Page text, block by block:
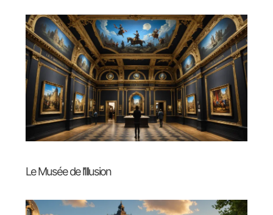
Le Musée de l’Illusion